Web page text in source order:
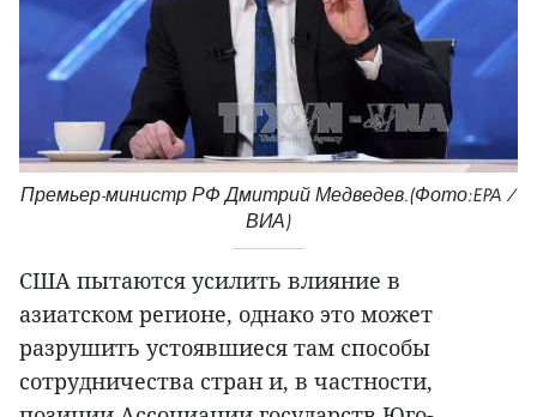
Премьер-министр РФ Дмитрий Медведев.(Фото:EPA /
ВИА)
США пытаются усилить влияние в
азиатском регионе, однако это может
разрушить устоявшиеся там способы
сотрудничества стран и, в частности,